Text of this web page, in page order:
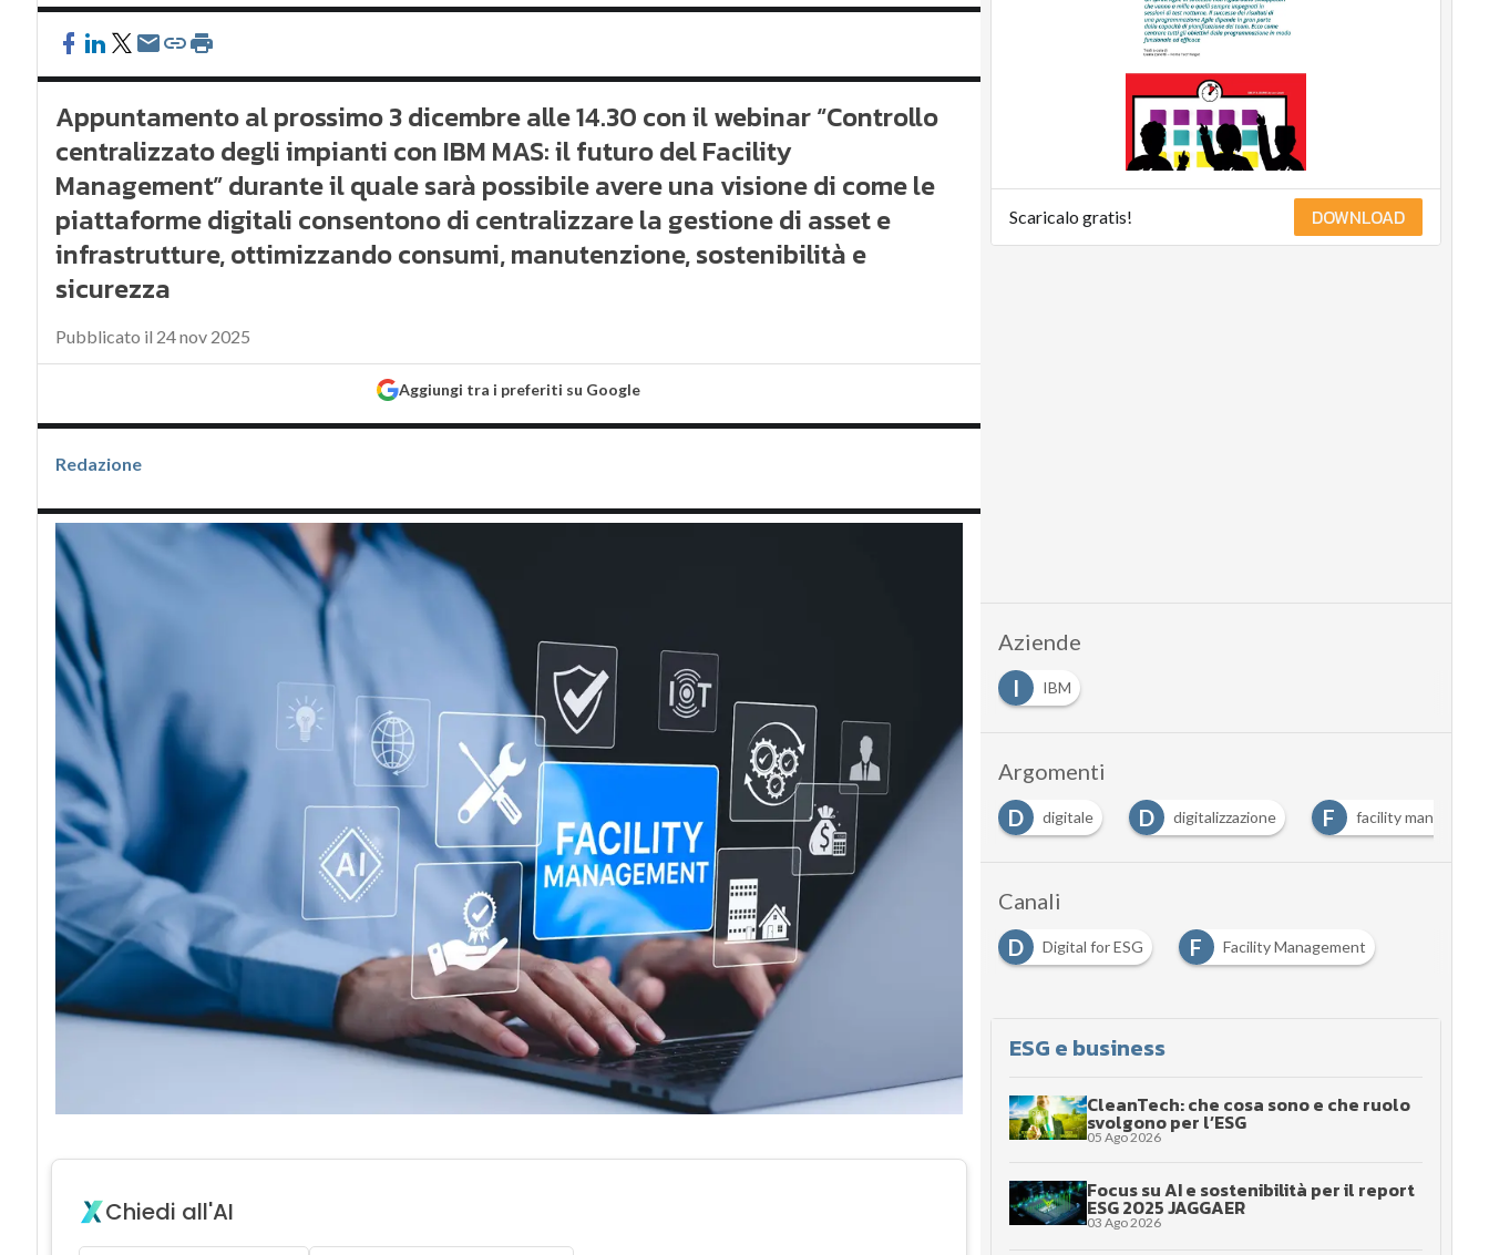
Appuntamento al prossimo 3 dicembre alle 14.30 con il webinar “Controllo
centralizzato degli impianti con IBM MAS: il futuro del Facility
Management” durante il quale sarà possibile avere una visione di come le
piattaforme digitali consentono di centralizzare la gestione di asset e
infrastrutture, ottimizzando consumi, manutenzione, sostenibilità e
sicurezza
Pubblicato il 24 nov 2025
Aggiungi tra i preferiti su Google
Redazione
Chiedi all'AI
Scaricalo gratis! DOWNLOAD
Aziende
I
IBM
Argomenti
D
D digitale D digitalizzazione F facility
Canali
D
Digital for ESG F Facility Management
ESG e business
CleanTech: che cosa sono e che ruolo
svolgono per l’ESG
05 Ago 2026
Focus su AI e sostenibilità per il report
ESG 2025 JAGGAER
03 Ago 2026